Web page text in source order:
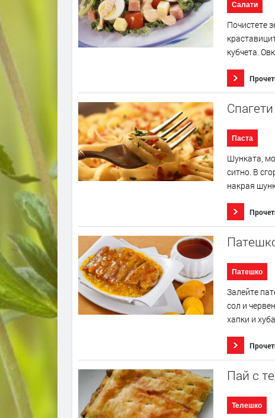
Салати
Почистете
кубчета.
Паста
Шунката,
ситно. В
накрая
Патешко
Залейте
сол и
хапки и
Пай с
Телешко